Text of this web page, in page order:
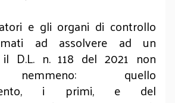
e gli organi di controllo
ad assolvere ad un
D.L. n. 118 del 2021 non
nemmeno: quello
i primi, e del